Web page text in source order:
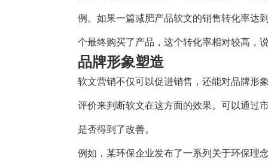
例。如果一篇减肥产品软文的销售转化率达
个最终购买了产品，这个转化率相对较高，
品牌形象塑造
软文营销不仅可以促进销售，还能对品牌形
评价来判断软文在这方面的效果。可以通过
是否得到了改善。
例如，某环保企业发布了一系列关于环保理